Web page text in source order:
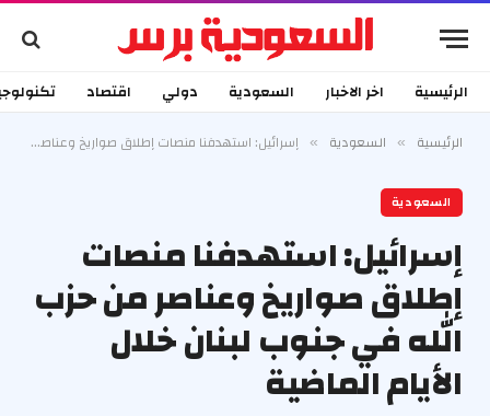
الرئيسية اخر الاخبار السعودية دولي اقتصاد
الرئيسية » السعودية » إسرائيل: استهدفنا منصات إطلاق صواريخ وعناصر من حزب الله في جنوب لبنان خلال الأيام الماضية
السعودية
إسرائيل: استهدفنا منصات
إطلاق صواريخ وعناصر من حزب
الله في جنوب لبنان خلال
الأيام الماضية